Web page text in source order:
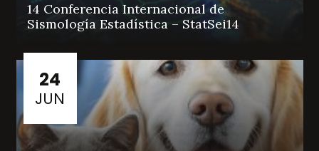
14 Conferencia Internacional de
Sismología Estadística – StatSei14
24
JUN